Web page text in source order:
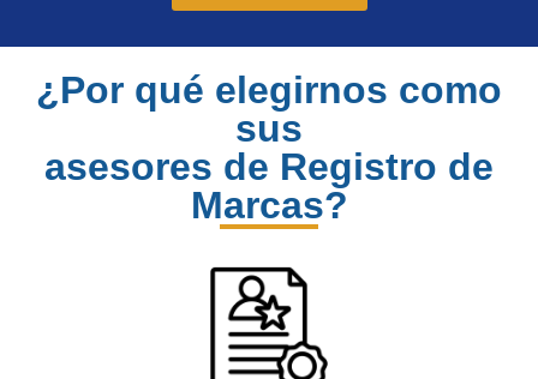
¿Por qué elegirnos como
sus
asesores de Registro de
Marcas?